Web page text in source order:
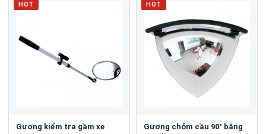
HOT
Gương kiểm tra gầm xe
HOT
Gương chỏm cầu 90° bằng